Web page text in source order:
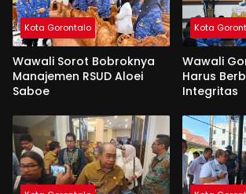
Kota Gorontalo
Wawali Sorot Bobroknya
Manajemen RSUD Aloei
Saboe
Kota
Wawali
Harus
Integritas